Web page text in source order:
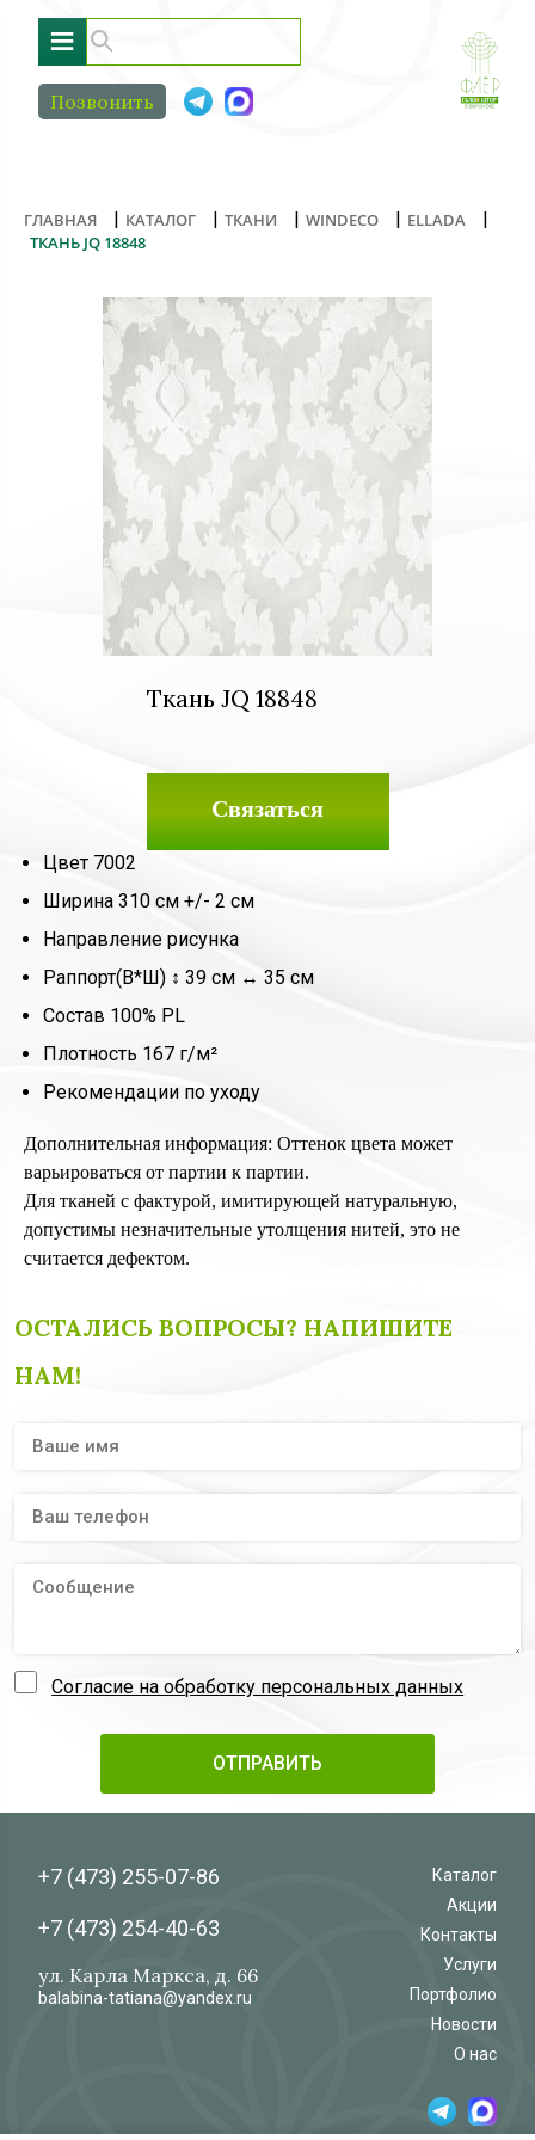
≡
Позвонить
ГЛАВНАЯ | КАТАЛОГ | ТКАНИ | WINDECO | ELLADA |
ТКАНЬ JQ 18848
Ткань JQ 18848
Связаться
Цвет 7002
Ширина 310 см +/- 2 см
Направление рисунка
Раппорт(В*Ш) ↕ 39 см ↔ 35 см
Состав 100% PL
Плотность 167 г/м²
Рекомендации по уходу
Дополнительная информация: Оттенок цвета может
варьироваться от партии к партии.
Для тканей с фактурой, имитирующей натуральную,
допустимы незначительные утолщения нитей, это не
считается дефектом.
ОСТАЛИСЬ ВОПРОСЫ? НАПИШИТЕ
НАМ!
Согласие на обработку персональных данных
+7 (473) 255-07-86
+7 (473) 254-40-63
ул. Карла Маркса, д. 66
balabina-tatiana@yandex.ru
Каталог
Акции
Контакты
Услуги
Портфолио
Новости
О нас